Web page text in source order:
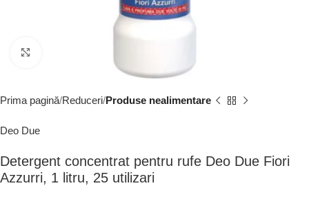
Prima pagină Reduceri Produse nealimentare
Deo Due
Detergent concentrat pentru rufe Deo Due Fiori
Azzurri, 1 litru, 25 utilizari